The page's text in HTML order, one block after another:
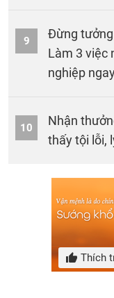
9
Đừng tưởng
Làm 3 việc
nghiệp
10
Nhận
thấy tội lỗi,
Thích